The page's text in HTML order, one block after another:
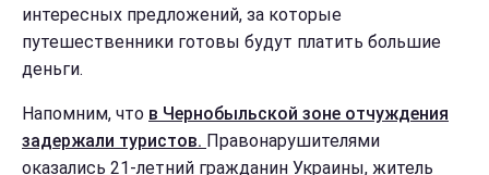
интересных предложений, за которые
путешественники готовы будут платить большие
деньги.
Напомним, что в Чернобыльской зоне отчуждения
задержали туристов. Правонарушителями
оказались 21-летний гражданин Украины, житель